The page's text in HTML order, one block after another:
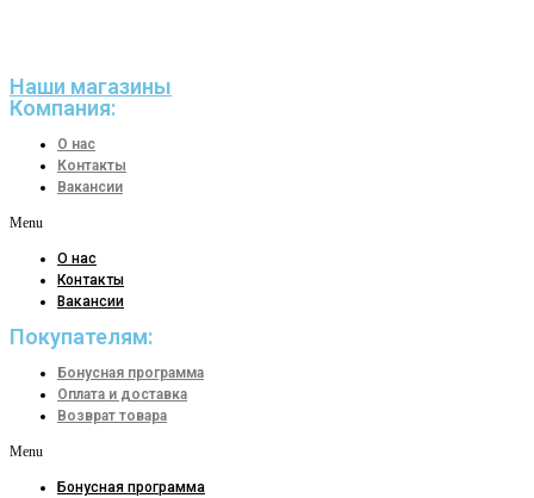
Наши магазины
Компания:
О нас
Контакты
Вакансии
Menu
О нас
Контакты
Вакансии
Покупателям:
Бонусная программа
Оплата и доставка
Возврат товара
Menu
Бонусная программа